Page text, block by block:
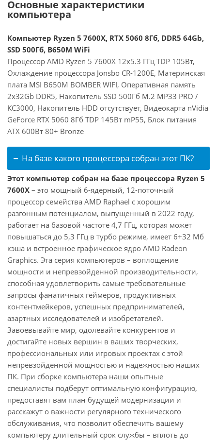
Основные характеристики
компьютера
Компьютер Ryzen 5 7600X, RTX 5060 8Гб, DDR5 64Gb,
SSD 500Гб, B650M WiFi
Процессор AMD Ryzen 5 7600X 12x5.3 ГГц TDP 105Вт,
Охлаждение процессора Jonsbo CR-1200E, Материнская
плата MSI B650M BOMBER WIFI, Оперативная память
2x32Gb DDR5, Накопитель SSD 500Гб M.2 MP33 PRO /
KC3000, Накопитель HDD отсутствует, Видеокарта nVidia
GeForce RTX 5060 8Гб TDP 145Вт mP55, Блок питания
ATX 600Вт 80+ Bronze
На базе какого процессора собран этот ПК?
Этот компьютер собран на базе процессора Ryzen 5
7600X – это мощный 6-ядерный, 12-поточный
процессор семейства AMD Raphael с хорошим
разгонным потенциалом, выпущенный в 2022 году,
работает на базовой частоте 4,7 ГГц, которая может
повышаться до 5,3 ГГц в турбо режиме, имеет 6+32 Мб
кэша и встроенное графическое ядро AMD Radeon
Graphics. Эта серия компьютеров – воплощение
мощности и непревзойденной производительности,
способная удовлетворить самые требовательные
запросы фанатичных геймеров, продуктивных
контентмейкеров, успешных предпринимателей,
азартных исследователей и изобретателей.
Завоевывайте мир, одолевайте конкурентов и
достигайте новых вершин в ваших творческих,
профессиональных или игровых проектах с этой
непревзойденной мощностью и надежностью наших
ПК. При сборке компьютера наши опытные
специалисты подберут оптимальную конфигурацию,
предоставят вам план будущей модернизации и
расскажут о важности регулярного технического
обслуживания, что позволит обеспечить вашему
компьютеру длительный срок службы – вплоть до